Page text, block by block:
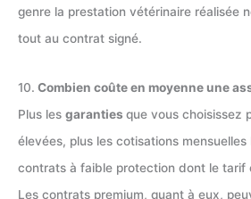
genre la prestation vétérinaire réalisée
tout au contrat signé.
10. Combien coûte en moyenne une
Plus les garanties que vous choisissez
élevées, plus les cotisations
contrats à faible protection dont le tarif
Les contrats premium, quant à eux,